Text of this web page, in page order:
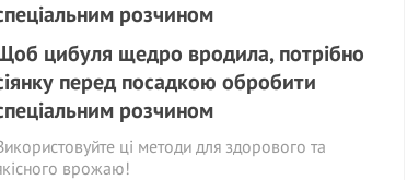
цибуля щедро вродила, потрібно
перед посадкою обробити
розчином
ці методи для здорового та
врожаю!